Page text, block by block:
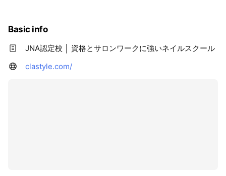
Basic info
JNA認定校 │ 資格とサロンワークに強いネイルスクール
clastyle.com/